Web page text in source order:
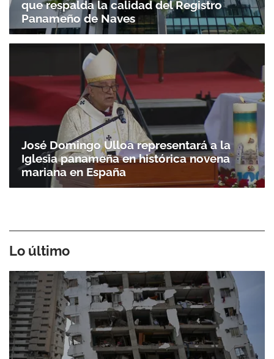
que respalda la calidad del Registro
Panameño de Naves
José Domingo Ulloa representará a la
Iglesia panameña en histórica novena
mariana en España
Lo último